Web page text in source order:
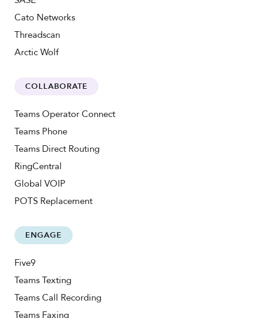
Cato Networks
Threadscan
Arctic Wolf
COLLABORATE
Teams Operator Connect
Teams Phone
Teams Direct Routing
RingCentral
Global VOIP
POTS Replacement
ENGAGE
Five9
Teams Texting
Teams Call Recording
Teams Faxing